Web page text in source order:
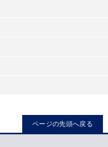
ページの先頭へ戻る